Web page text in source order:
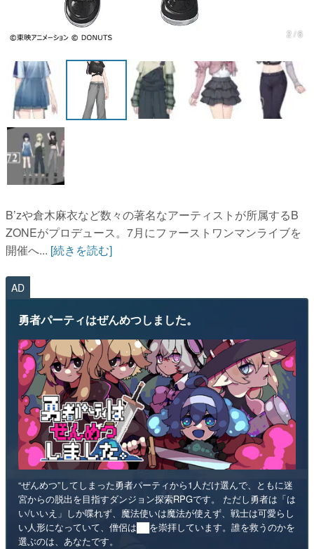
2 / 6
B’zや倉木麻衣など数々の著名なアーティストが所属するB
ZONEがプロデュース。7月にファーストワンマンライブを
開催へ... [続きを読む]
AD
勇者パーティはぜんめつしました。
“ぜんめつ”してしまった勇者パーティから1人だけ選んで、ともに迷
宮からの脱出を目指すダンジョン探索RPGです。 ただし勇者は「は
い/いいえ」しか喋れず、魔法使いは魔法が使えず、戦士は可愛らし
い人形になっていて、僧侶は██を崇拝しています。誰を救うのかを
選ぶのは、あなたです。